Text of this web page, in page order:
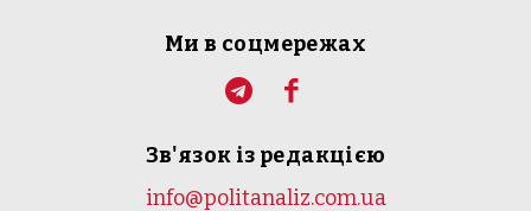
Ми в соцмережах
Зв'язок із редакцією
info@politanaliz.com.ua